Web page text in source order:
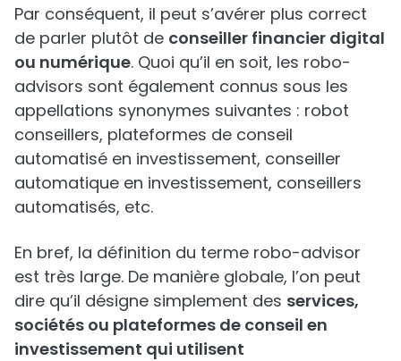
Par conséquent, il peut s’avérer plus correct
de parler plutôt de conseiller financier digital
ou numérique. Quoi qu’il en soit, les robo-
advisors sont également connus sous les
appellations synonymes suivantes : robot
conseillers, plateformes de conseil
automatisé en investissement, conseiller
automatique en investissement, conseillers
automatisés, etc.
En bref, la définition du terme robo-advisor
est très large. De manière globale, l’on peut
dire qu’il désigne simplement des services,
sociétés ou plateformes de conseil en
investissement qui utilisent